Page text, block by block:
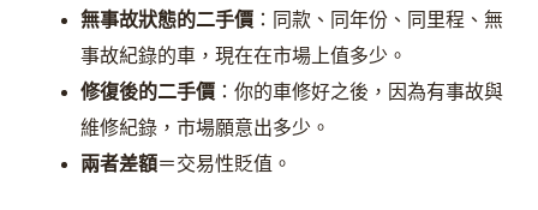
無事故狀態的二手價：同款、同年份、同里程、無
事故紀錄的車，現在在市場上值多少。
修復後的二手價：你的車修好之後，因為有事故與
維修紀錄，市場願意出多少。
兩者差額＝交易性貶值。